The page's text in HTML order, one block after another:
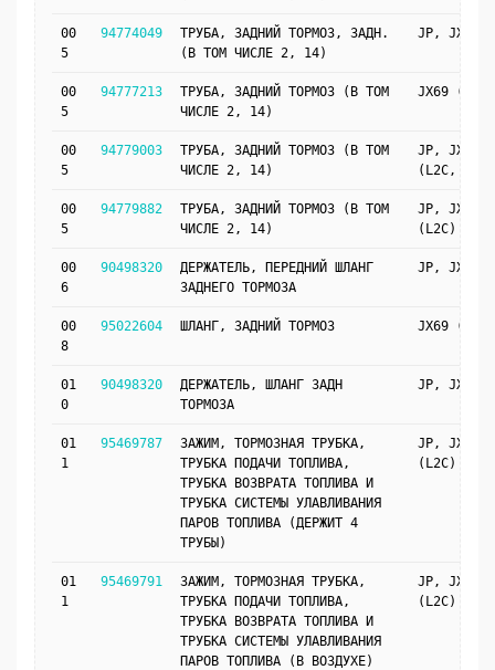
00
5
94774049
ТРУБА, ЗАДНИЙ ТОРМОЗ, ЗАДН.
(В ТОМ ЧИСЛЕ 2, 14)
JP, JX69
00
5
94777213
ТРУБА, ЗАДНИЙ ТОРМОЗ (В ТОМ
ЧИСЛЕ 2, 14)
JX69 (VRN)
00
5
94779003
ТРУБА, ЗАДНИЙ ТОРМОЗ (В ТОМ
ЧИСЛЕ 2, 14)
JP, JX69
(L2C, J41)
00
5
94779882
ТРУБА, ЗАДНИЙ ТОРМОЗ (В ТОМ
ЧИСЛЕ 2, 14)
JP, JX69
(L2C)
00
6
90498320
ДЕРЖАТЕЛЬ, ПЕРЕДНИЙ ШЛАНГ
ЗАДНЕГО ТОРМОЗА
JP, JX69
00
8
95022604 ШЛАНГ, ЗАДНИЙ ТОРМОЗ JX69 (VRN)
01
0
90498320
ДЕРЖАТЕЛЬ, ШЛАНГ ЗАДН
ТОРМОЗА
JP, JX69
01
1
95469787
ЗАЖИМ, ТОРМОЗНАЯ ТРУБКА,
ТРУБКА ПОДАЧИ ТОПЛИВА,
ТРУБКА ВОЗВРАТА ТОПЛИВА И
ТРУБКА СИСТЕМЫ УЛАВЛИВАНИЯ
ПАРОВ ТОПЛИВА (ДЕРЖИТ 4
ТРУБЫ)
JP, JX69
(L2C)
01
1
95469791
ЗАЖИМ, ТОРМОЗНАЯ ТРУБКА,
ТРУБКА ПОДАЧИ ТОПЛИВА,
ТРУБКА ВОЗВРАТА ТОПЛИВА И
ТРУБКА СИСТЕМЫ УЛАВЛИВАНИЯ
ПАРОВ ТОПЛИВА (В ВОЗДУХЕ)
JP, JX69
(L2C)